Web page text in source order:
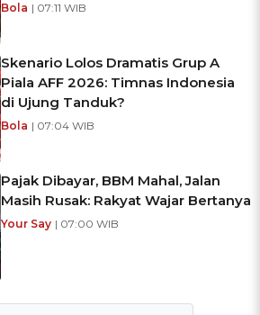
Bola | 07:11 WIB
Skenario Lolos Dramatis Grup A
Piala AFF 2026: Timnas Indonesia
di Ujung Tanduk?
Bola | 07:04 WIB
Pajak Dibayar, BBM Mahal, Jalan
Masih Rusak: Rakyat Wajar Bertanya
Your Say | 07:00 WIB